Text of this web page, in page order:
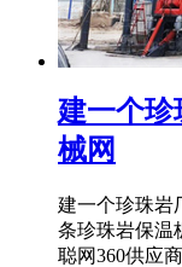
建一个珍
械网
建一个珍珠岩
条珍珠岩保温
聪网360供应